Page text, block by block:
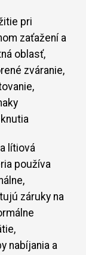
pri
zaťažení a
oblasť,
zváranie,
lítiová
používa
záruky na
nabíjania a